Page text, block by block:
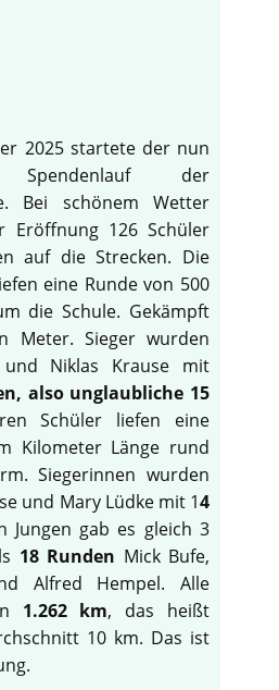
2025 startete der nun
der
Bei schönem Wetter
Eröffnung 126 Schüler
auf die Strecken. Die
eine Runde von 500
die Schule. Gekämpft
Meter. Sieger wurden
Niklas Krause mit
also unglaubliche 15
Schüler liefen eine
Kilometer Länge rund
Siegerinnen wurden
und Mary Lüdke mit 14
Jungen gab es gleich 3
18 Runden Mick Bufe,
Alfred Hempel. Alle
1.262 km, das heißt
10 km. Das ist